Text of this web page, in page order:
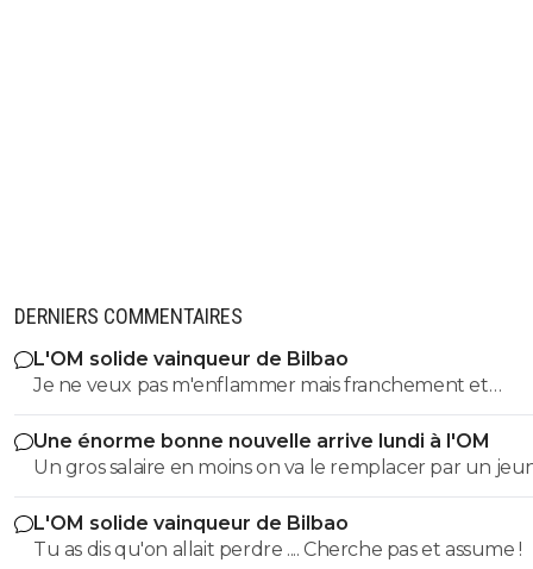
DERNIERS COMMENTAIRES
L'OM solide vainqueur de Bilbao
Je ne veux pas m'enflammer mais franchement et
objectivement cette équipe m'a séduit hier a part
éléments qu'il faut vraiment supprimer style harit et
défense a renforcer le style de jeu proposé vers l'avant
rapide la signature de genesio me plaît énormément
et efficace j'étais pourtant plutôt contre sa venue
c'est que le début je suis impatient de voir la suite
Une énorme bonne nouvelle arrive lundi à l'OM
Un gros salaire en moins on va le remplacer par un
centre de formation..je pense que l ol peux faire
jeunes
L'OM solide vainqueur de Bilbao
Tu as dis qu'on allait perdre .... Cherche pas et assume !